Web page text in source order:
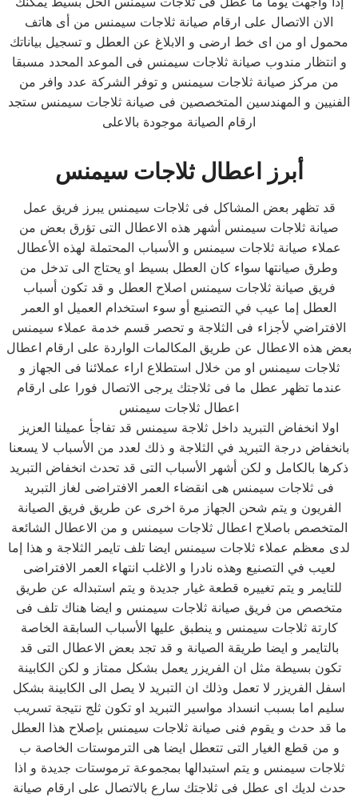
الان الاتصال على ارقام صيانة ثلاجات سيمنس من أى هاتف
محمول او من اى خط ارضى و الابلاغ عن العطل و تسجيل بياناتك
و انتظار مندوب صيانة ثلاجات سيمنس فى الموعد المحدد مسبقا
من مركز صيانة ثلاجات سيمنس و توفر الشركة عدد وافر من
الفنيين و المهندسين المتخصصين فى صيانة ثلاجات سيمنس ستجد
ارقام الصيانة موجودة بالاعلى
أبرز اعطال ثلاجات سيمنس
قد تظهر بعض المشاكل فى ثلاجات سيمنس يبرز فريق عمل
صيانة ثلاجات سيمنس أشهر هذه الاعطال التى تؤرق بعض من
عملاء صيانة ثلاجات سيمنس و الأسباب المحتملة لهذه الأعطال
وطرق صيانتها سواء كان العطل بسيط او يحتاج الى تدخل من
فريق صيانة ثلاجات سيمنس اصلاح العطل و قد تكون أسباب
العطل إما عيب في التصنيع أو سوء استخدام العميل او العمر
الافتراضي لأجزاء فى الثلاجة و تحصر قسم خدمة عملاء سيمنس
بعض هذه الاعطال عن طريق المكالمات الواردة على ارقام اعطال
ثلاجات سيمنس او من خلال استطلاع اراء عملائنا فى الجهاز و
عندما تظهر عطل ما فى ثلاجتك يرجى الاتصال فورا على ارقام
اعطال ثلاجات سيمنس
اولا انخفاض التبريد داخل ثلاجة سيمنس قد تفاجأ عميلنا العزيز
بانخفاض درجة التبريد في الثلاجة و ذلك لعدد من الأسباب لا يسعنا
ذكرها بالكامل و لكن أشهر الأسباب التى قد تحدث انخفاض التبريد
فى ثلاجات سيمنس هى انقضاء العمر الافتراضى لغاز التبريد
الفريون و يتم شحن الجهاز مرة اخرى عن طريق فريق الصيانة
المتخصص باصلاح اعطال ثلاجات سيمنس و من الاعطال الشائعة
لدى معظم عملاء ثلاجات سيمنس ايضا تلف تايمر الثلاجة و هذا إما
لعيب في التصنيع وهذه نادرا و الاغلب انتهاء العمر الافتراضى
للتايمر و يتم تغييره قطعة غيار جديدة و يتم استبداله عن طريق
متخصص من فريق صيانة ثلاجات سيمنس و ايضا هناك تلف فى
كارتة ثلاجات سيمنس و ينطبق عليها الأسباب السابقة الخاصة
بالتايمر و ايضا طريقة الصيانة و قد تجد بعض الاعطال التى قد
تكون بسيطة مثل ان الفريزر يعمل بشكل ممتاز و لكن الكابينة
اسفل الفريزر لا تعمل وذلك ان التبريد لا يصل الى الكابينة بشكل
سليم اما بسبب انسداد مواسير التبريد او تكون ثلج نتيجة تسريب
ما قد حدث و يقوم فنى صيانة ثلاجات سيمنس بإصلاح هذا العطل
و من قطع الغيار التى تتعطل ايضا هى الترموستات الخاصة ب
ثلاجات سيمنس و يتم استبدالها بمجموعة ترموستات جديدة و اذا
حدث لديك اى عطل فى ثلاجتك سارع بالاتصال على ارقام صيانة